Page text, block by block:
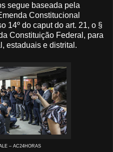
segue baseada pela
Constitucional
14º do caput do art. 21, o §
Constituição Federal, para
estaduais e distrital.
– AC24HORAS